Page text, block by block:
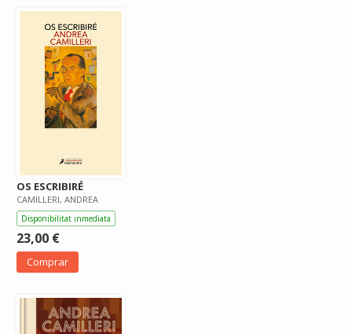
OS ESCRIBIRÉ
CAMILLERI, ANDREA
Disponibilitat inmediata
23,00 €
Comprar